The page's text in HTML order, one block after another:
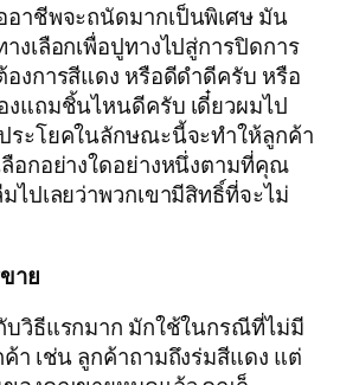
าชีพจะถนัดมากเป็นพิเศษ มัน
งเลือกเพื่อปูทางไปสู่การปิดการ
งการสีแดง หรือดีดำดีครับ หรือ
แถมชิ้นไหนดีครับ เดี๋ยวผมไป
ระโยคในลักษณะนี้จะทำให้ลูกค้า
อกอย่างใดอย่างหนึ่งตามที่คุณ
ไปเลยว่าพวกเขามีสิทธิ์ที่จะไม่
าย
บวิธีแรกมาก มักใช้ในกรณีที่ไม่มี
า เช่น ลูกค้าถามถึงร่มสีแดง แต่